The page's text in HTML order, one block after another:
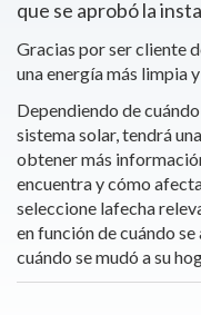
que se aprobó la
Gracias por ser cliente
una energía más limpia
Dependiendo de
sistema solar, tendrá
obtener más
encuentra y cómo
seleccione lafecha
en función de cuándo
cuándo se mudó a su